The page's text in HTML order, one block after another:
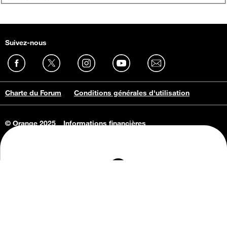
Suivez-nous
Charte du Forum Conditions générales d'utilisation
© Orange 2025
Informations financières